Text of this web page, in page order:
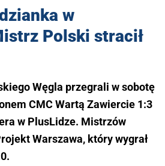
w
Polski stracił
Węgla przegrali w sobotę
CMC Wartą Zawiercie 1:3
w PlusLidze. Mistrzów
Warszawa, który wygrał